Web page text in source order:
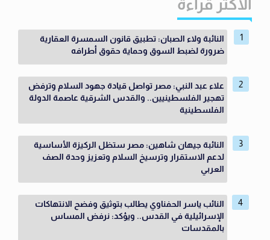
الاكثر قراءة
النائبة ولاء الصبان: تطبيق قانون السمسرة العقارية
ضرورة لضبط السوق وحماية حقوق أطرافه
علاء عبد النبي: مصر تواصل قيادة جهود السلام وترفض
تهجير الفلسطينيين.. والقدس الشرقية عاصمة الدولة
الفلسطينية
النائبة جيهان شاهين: مصر ستظل الركيزة الأساسية
لدعم الاستقرار وترسيخ السلام وتعزيز وحدة الصف
العربي
النائب ياسر الحفناوي يطالب بتوثيق وفضح الانتهاكات
الإسرائيلية في القدس.. ويؤكد: نرفض المساس
بالمقدسات